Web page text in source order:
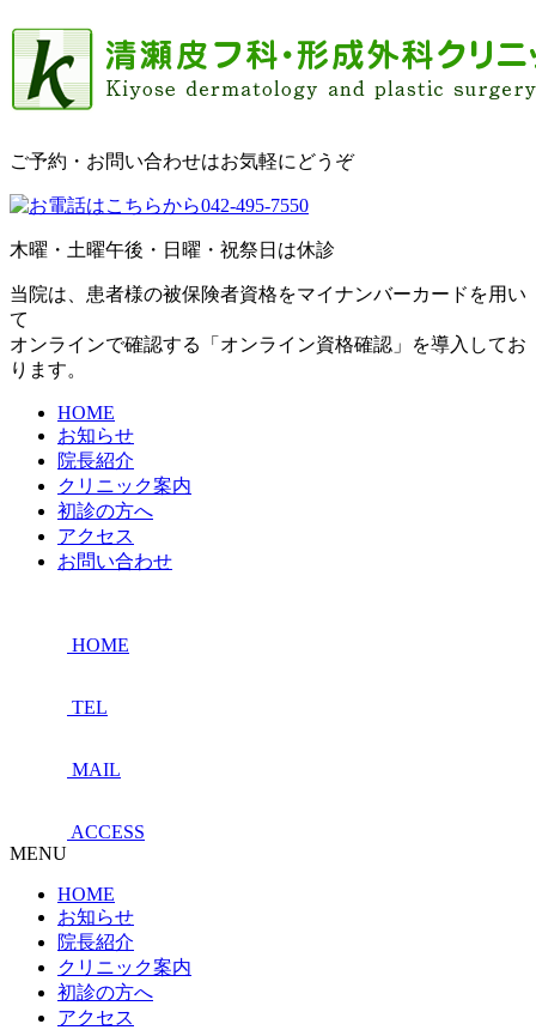
ご予約・お問い合わせはお気軽にどうぞ
木曜・土曜午後・日曜・祝祭日は休診
当院は、患者様の被保険者資格をマイナンバーカードを用い
て
オンラインで確認する「オンライン資格確認」を導入してお
ります。
HOME
お知らせ
院長紹介
クリニック案内
初診の方へ
アクセス
お問い合わせ
HOME
TEL
MAIL
ACCESS
MENU
HOME
お知らせ
院長紹介
クリニック案内
初診の方へ
アクセス